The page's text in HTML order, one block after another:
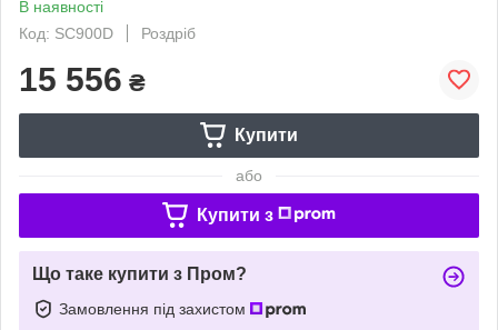
В наявності
Код: SC900D
Роздріб
15 556 ₴
Купити
або
Купити з
Що таке купити з Пром?
Замовлення під захистом